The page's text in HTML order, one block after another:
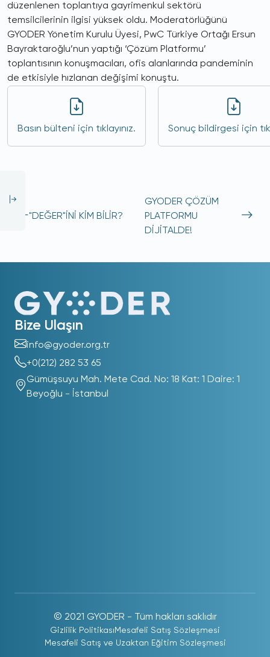
düzenlenen toplantıya gayrimenkul sektörü
temsilcilerinin ilgisi yüksek oldu. Moderatörlüğünü
GYODER Yönetim Kurulu Üyesi, PwC Türkiye Ortağı Ersun
Bayraktaroğlu’nun yaptığı ‘Çözüm Platformu’
toplantısının konuşmacıları, ofis alanlarında pandeminin
de etkisiyle hızlanan değişimi konuştu.
Basın bülteni için tıklayınız. Sonuç bildirgesi için
"DEĞER"İNİ KİM BİLİR?
GYODER ÇÖZÜM
PLATFORMU
DİJİTALDE!
Bize Ulaşın
info@gyoder.org.tr
+0(212) 282 53 65
Gümüşsuyu Mah. Mete Cad. No: 18 Kat: 1 Daire: 1
Beyoğlu - İstanbul
© 2021 GYODER - Tüm hakları saklıdır
Gizlilik Politikası Mesafeli Satış Sözleşmesi
Mesafeli Satış ve Uzaktan Eğitim Sözleşmesi